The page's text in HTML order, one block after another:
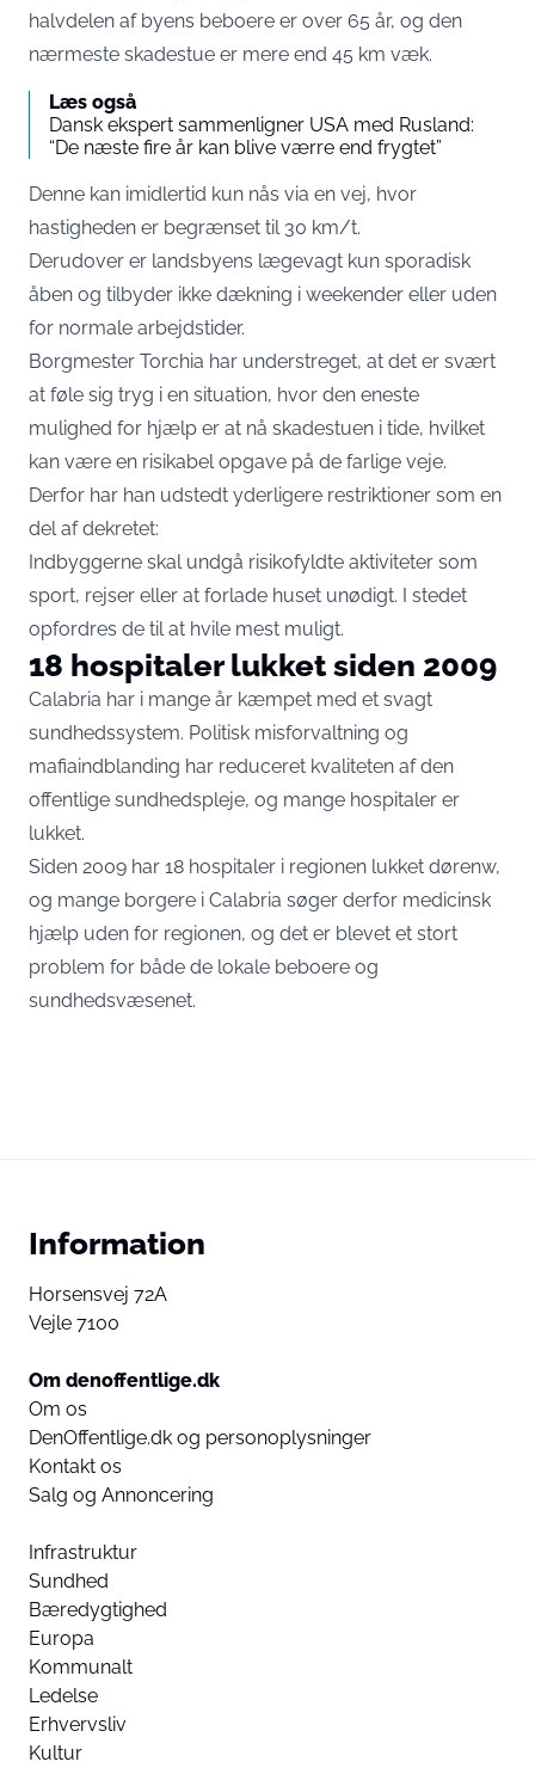
halvdelen af byens beboere er over 65 år, og den
nærmeste skadestue er mere end 45 km væk.
Læs også
Dansk ekspert sammenligner USA med Rusland:
“De næste fire år kan blive værre end frygtet”
Denne kan imidlertid kun nås via en vej, hvor
hastigheden er begrænset til 30 km/t.
Derudover er landsbyens lægevagt kun sporadisk
åben og tilbyder ikke dækning i weekender eller uden
for normale arbejdstider.
Borgmester Torchia har understreget, at det er svært
at føle sig tryg i en situation, hvor den eneste
mulighed for hjælp er at nå skadestuen i tide, hvilket
kan være en risikabel opgave på de farlige veje.
Derfor har han udstedt yderligere restriktioner som en
del af dekretet:
Indbyggerne skal undgå risikofyldte aktiviteter som
sport, rejser eller at forlade huset unødigt. I stedet
opfordres de til at hvile mest muligt.
18 hospitaler lukket siden 2009
Calabria har i mange år kæmpet med et svagt
sundhedssystem. Politisk misforvaltning og
mafiaindblanding har reduceret kvaliteten af ​​den
offentlige sundhedspleje, og mange hospitaler er
lukket.
Siden 2009 har 18 hospitaler i regionen lukket dørenw,
og mange borgere i Calabria søger derfor medicinsk
hjælp uden for regionen, og det er blevet et stort
problem for både de lokale beboere og
sundhedsvæsenet.
Information
Horsensvej 72A
Vejle 7100
Om denoffentlige.dk
Om os
DenOffentlige.dk og personoplysninger
Kontakt os
Salg og Annoncering
Infrastruktur
Sundhed
Bæredygtighed
Europa
Kommunalt
Ledelse
Erhvervsliv
Kultur